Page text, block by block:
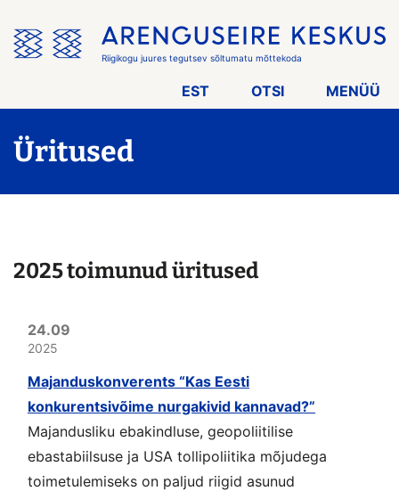
menüü
vahele
Riigikogu juures tegutsev sõltumatu mõttekoda
EST OTSI MENÜÜ
Üritused
2025 toimunud üritused
24.09
2025
Majanduskonverents “Kas Eesti
konkurentsivõime nurgakivid kannavad?”
Majandusliku ebakindluse, geopoliitilise
ebastabiilsuse ja USA tollipoliitika mõjudega
toimetulemiseks on paljud riigid asunud